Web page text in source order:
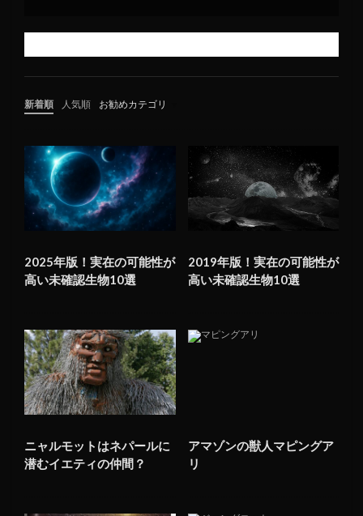
新着順 人気順
お勧めカテゴリ
2025年版！実在の可能性が
高い未確認生物10選
2019年版！実在の可能性が
高い未確認生物10選
ニャルモットはネパールに
潜むイエティの仲間？
アマゾンの獣人マピングア
リ